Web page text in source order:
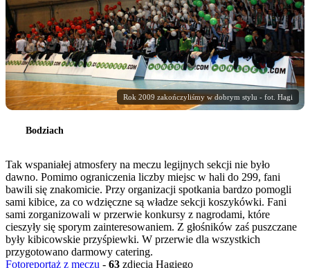
Rok 2009 zakończyliśmy w dobrym stylu - fot. Hagi
Bodziach
Tak wspaniałej atmosfery na meczu legijnych sekcji nie było
dawno. Pomimo ograniczenia liczby miejsc w hali do 299, fani
bawili się znakomicie. Przy organizacji spotkania bardzo pomogli
sami kibice, za co wdzięczne są władze sekcji koszykówki. Fani
sami zorganizowali w przerwie konkursy z nagrodami, które
cieszyły się sporym zainteresowaniem. Z głośników zaś puszczane
były kibicowskie przyśpiewki. W przerwie dla wszystkich
przygotowano darmowy catering.
Fotoreportaż z meczu - 63 zdjęcia Hagiego